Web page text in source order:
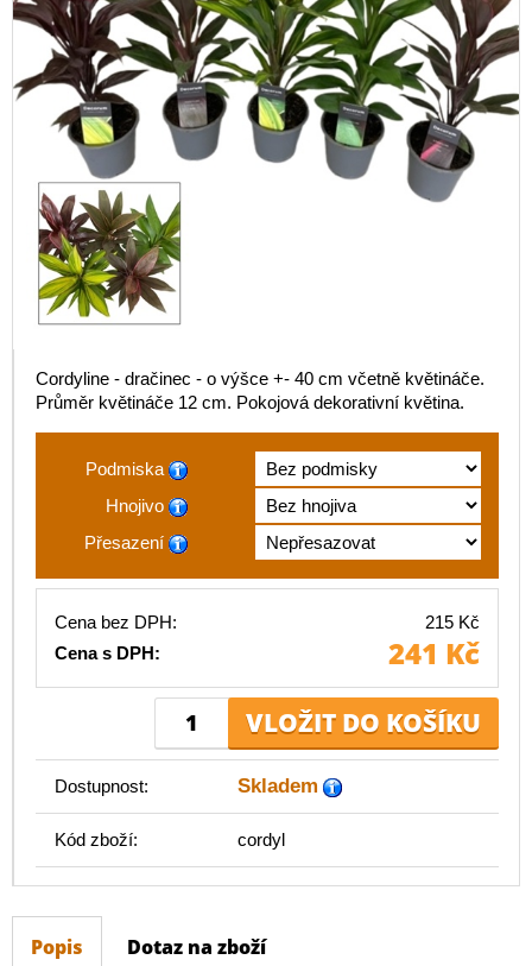
Cordyline - dračinec - o výšce +- 40 cm včetně květináče.
Průměr květináče 12 cm. Pokojová dekorativní květina.
Podmiska
Hnojivo
Přesazení
Cena bez DPH:
215 Kč
Cena s DPH:
241 Kč
Dostupnost: Skladem
Kód zboží: cordyl
Popis Dotaz na zboží